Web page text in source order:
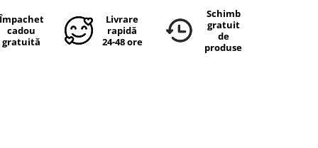
cadou
gratuită
Livrare
rapidă
24-48 ore
Schimb
gratuit
de
produse